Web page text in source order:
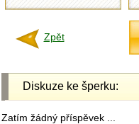
Zpět
Diskuze ke šperku:
Zatím žádný příspěvek ...